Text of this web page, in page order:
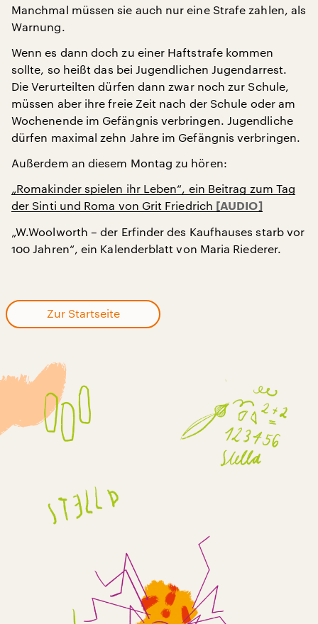
Manchmal müssen sie auch nur eine Strafe zahlen, als
Warnung.
Wenn es dann doch zu einer Haftstrafe kommen
sollte, so heißt das bei Jugendlichen Jugendarrest.
Die Verurteilten dürfen dann zwar noch zur Schule,
müssen aber ihre freie Zeit nach der Schule oder am
Wochenende im Gefängnis verbringen. Jugendliche
dürfen maximal zehn Jahre im Gefängnis verbringen.
Außerdem an diesem Montag zu hören:
„Romakinder spielen ihr Leben“, ein Beitrag zum Tag
der Sinti und Roma von Grit Friedrich
„W.Woolworth – der Erfinder des Kaufhauses starb vor
100 Jahren“, ein Kalenderblatt von Maria Riederer.
Zur Startseite